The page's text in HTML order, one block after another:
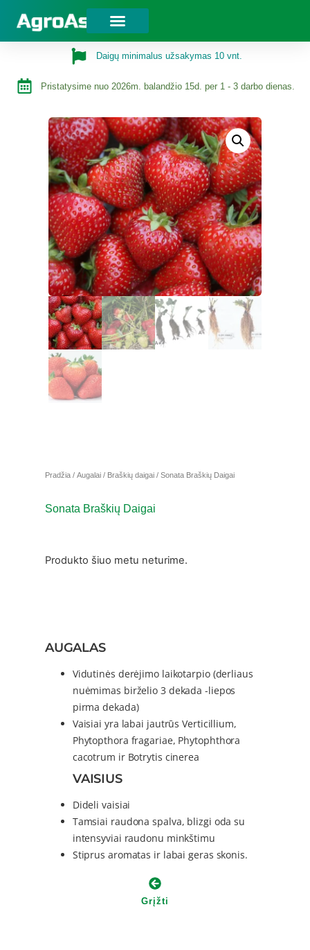
Daigų minimalus užsakymas 10 vnt.
Pristatysime nuo 2026m. balandžio 15d. per 1 - 3 darbo dienas.
Pradžia/ Augalai/ Braškių daigai/ Sonata Braškių Daigai
Sonata Braškių Daigai
Produkto šiuo metu neturime.
AUGALAS
Vidutinės derėjimo laikotarpio (derliaus
nuėmimas birželio 3 dekada -liepos
pirma dekada)
Vaisiai yra labai jautrūs Verticillium,
Phytopthora fragariae, Phytophthora
cacotrum ir Botrytis cinerea
VAISIUS
Dideli vaisiai
Tamsiai raudona spalva, blizgi oda su
intensyviai raudonu minkštimu
Stiprus aromatas ir labai geras skonis.
Grįžti